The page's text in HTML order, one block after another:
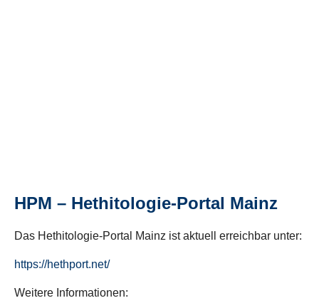
HPM – Hethitologie-Portal Mainz
Das Hethitologie-Portal Mainz ist aktuell erreichbar unter:
https://hethport.net/
Weitere Informationen: